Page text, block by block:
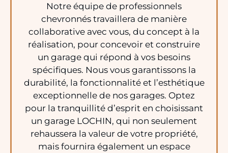
Notre équipe de professionnels
chevronnés travaillera de manière
collaborative avec vous, du concept à la
réalisation, pour concevoir et construire
un garage qui répond à vos besoins
spécifiques. Nous vous garantissons la
durabilité, la fonctionnalité et l’esthétique
exceptionnelle de nos garages. Optez
pour la tranquillité d’esprit en choisissant
un garage LOCHIN, qui non seulement
rehaussera la valeur de votre propriété,
mais fournira également un espace